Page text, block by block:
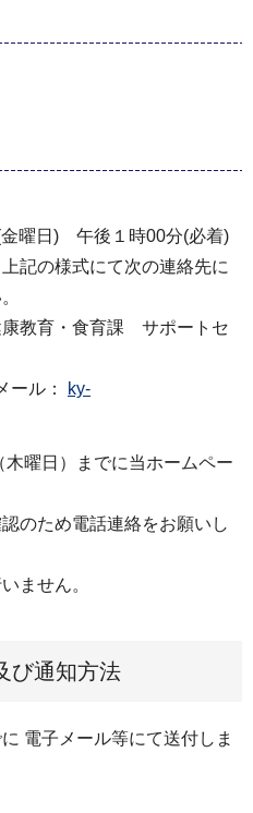
曜日) 午後１時00分(必着)
記の様式にて次の連絡先に
教育・食育課 サポートセ
ール：
ky-
曜日）までに当ホームペー
のため電話連絡をお願いし
ません。
び通知方法
電子メール等にて送付しま